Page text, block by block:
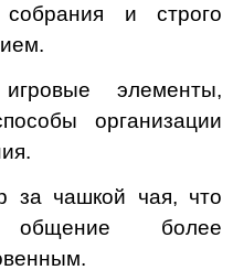
собрания и строго
элементы,
организации
за чашкой чая, что
общение более